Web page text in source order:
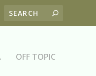
OFF TOPIC